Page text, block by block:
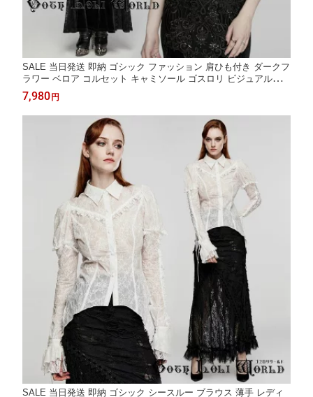
SALE 当日発送 即納 ゴシック ファッション 肩ひも付き ダークフ
ラワー ベロア コルセット キャミソール ゴスロリ ビジュアル系
ヴィジュアル系 V系 地雷系 サブカル コスプレ ライブ衣装 舞台衣
装 ステージ衣装 イベント衣装 仮装 ハロウィン 衣装
7,980円
SALE 当日発送 即納 ゴシック シースルー ブラウス 薄手 レディ